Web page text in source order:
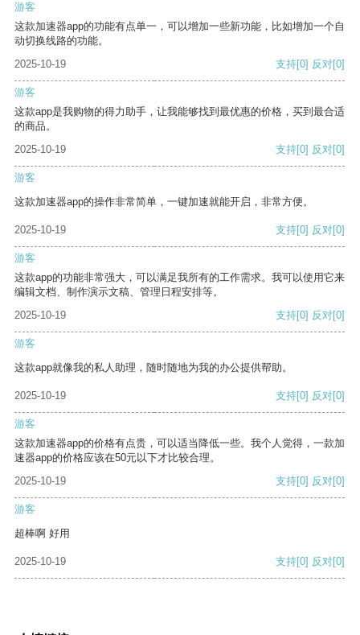
游客
这款加速器app的功能有点单一，可以增加一些新功能，比如增加一个自
动切换线路的功能。
2025-10-19
支持[0] 反对[0]
游客
这款app是我购物的得力助手，让我能够找到最优惠的价格，买到最合适
的商品。
2025-10-19
支持[0] 反对[0]
游客
这款加速器app的操作非常简单，一键加速就能开启，非常方便。
2025-10-19 支持[0] 反对[0]
游客
这款app的功能非常强大，可以满足我所有的工作需求。我可以使用它来
编辑文档、制作演示文稿、管理日程安排等。
2025-10-19
支持[0] 反对[0]
游客
这款app就像我的私人助理，随时随地为我的办公提供帮助。
2025-10-19 支持[0] 反对[0]
游客
这款加速器app的价格有点贵，可以适当降低一些。我个人觉得，一款加
速器app的价格应该在50元以下才比较合理。
2025-10-19
支持[0] 反对[0]
游客
超棒啊 好用
2025-10-19 支持[0] 反对[0]